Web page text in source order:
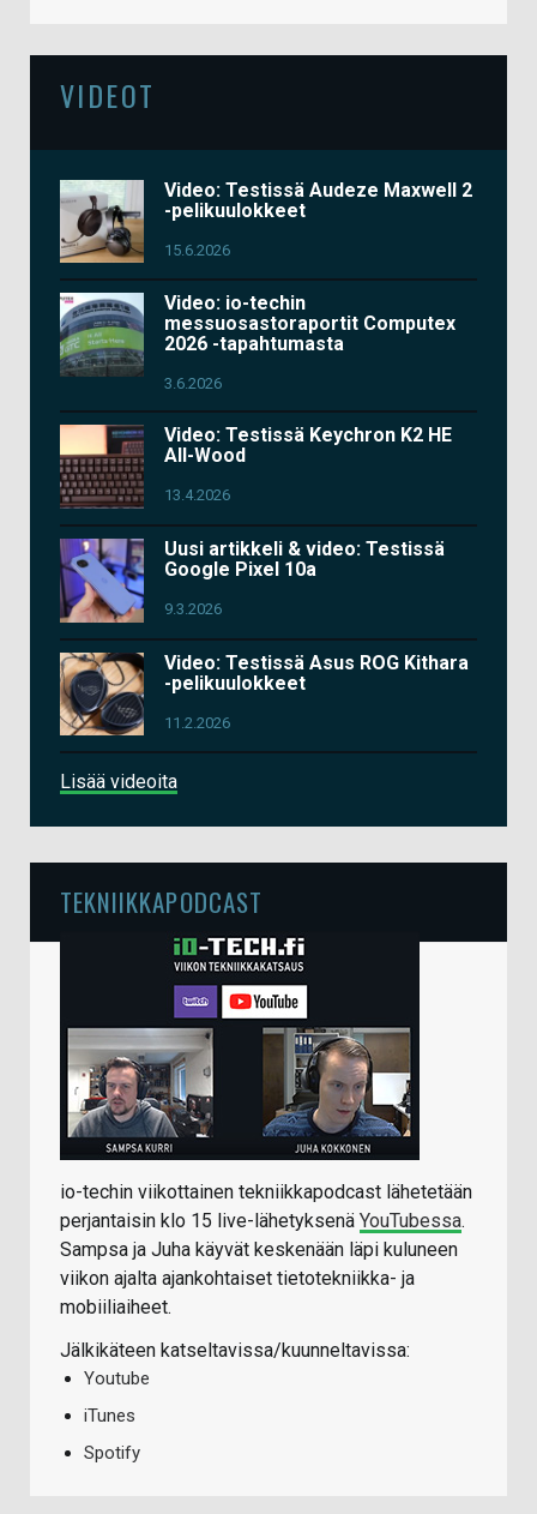
VIDEOT
Video: Testissä Audeze Maxwell 2
-pelikuulokkeet
15.6.2026
Video: io-techin
messuosastoraportit Computex
2026 -tapahtumasta
3.6.2026
Video: Testissä Keychron K2 HE
All-Wood
13.4.2026
Uusi artikkeli & video: Testissä
Google Pixel 10a
9.3.2026
Video: Testissä Asus ROG Kithara
-pelikuulokkeet
11.2.2026
Lisää videoita
TEKNIIKKAPODCAST
io-techin viikottainen tekniikkapodcast lähetetään
perjantaisin klo 15 live-lähetyksenä YouTubessa.
Sampsa ja Juha käyvät keskenään läpi kuluneen
viikon ajalta ajankohtaiset tietotekniikka- ja
mobiiliaiheet.
Jälkikäteen katseltavissa/kuunneltavissa:
Youtube
iTunes
Spotify